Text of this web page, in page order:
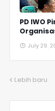
PD IWO
July 29,
Lebih baru